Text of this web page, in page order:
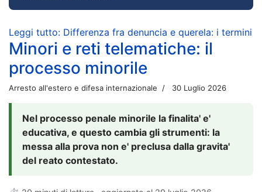
Leggi tutto: Differenza fra denuncia e querela: i termini
Minori e reti telematiche: il
processo minorile
Arresto all'estero e difesa internazionale 30 Luglio 2026
Nel processo penale minorile la finalita' e'
educativa, e questo cambia gli strumenti: la
messa alla prova non e' preclusa dalla gravita'
del reato contestato.